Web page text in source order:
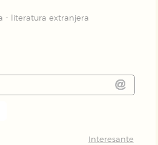
- literatura extranjera
Interesante